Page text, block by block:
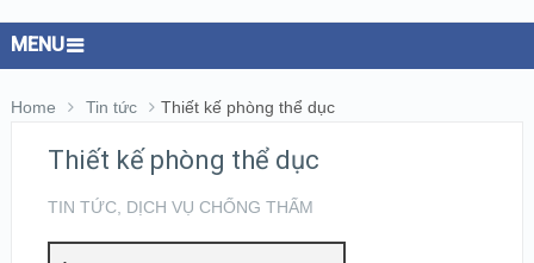
MENU
Home Tin tức Thiết kế phòng thể dục
Thiết kế phòng thể dục
TIN TỨC, DỊCH VỤ CHỐNG THẤM